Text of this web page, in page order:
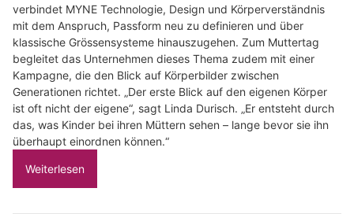
verbindet MYNE Technologie, Design und Körperverständnis
mit dem Anspruch, Passform neu zu definieren und über
klassische Grössensysteme hinauszugehen. Zum Muttertag
begleitet das Unternehmen dieses Thema zudem mit einer
Kampagne, die den Blick auf Körperbilder zwischen
Generationen richtet. „Der erste Blick auf den eigenen Körper
ist oft nicht der eigene“, sagt Linda Durisch. „Er entsteht durch
das, was Kinder bei ihren Müttern sehen – lange bevor sie ihn
überhaupt einordnen können.“
Weiterlesen